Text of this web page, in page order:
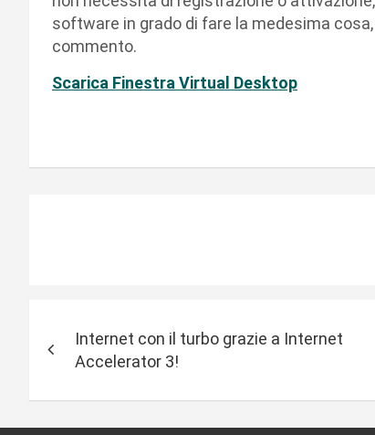
software in grado di fare la medesima
commento.
Scarica Finestra Virtual Desktop
v
Internet con il turbo grazie a Internet
Accelerator 3!